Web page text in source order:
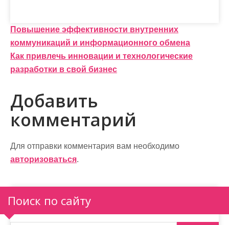
Н
а
в
и
г
а
ц
и
я
п
Повышение эффективности внутренних
коммуникаций и информационного обмена
Как привлечь инновации и технологические
разработки в свой бизнес
Добавить
комментарий
Для отправки комментария вам необходимо
авторизоваться.
Поиск по сайту